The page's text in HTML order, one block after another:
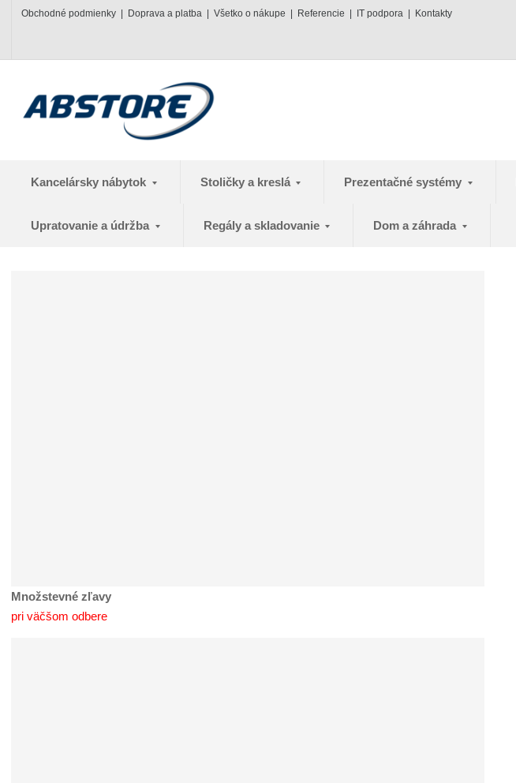
Obchodné podmienky Doprava a platba Všetko o nákupe Referencie IT podpora Kontakty
Kancelársky nábytok Stoličky a kreslá Prezentačné systémy
Upratovanie a údržba Regály a skladovanie Dom a záhrada
Množstevné zľavy
pri väčšom odbere